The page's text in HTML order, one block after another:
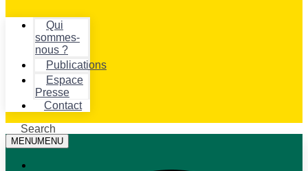
Qui
sommes-
nous ?
Publications
Espace
Presse
Contact
Search
MENUMENU